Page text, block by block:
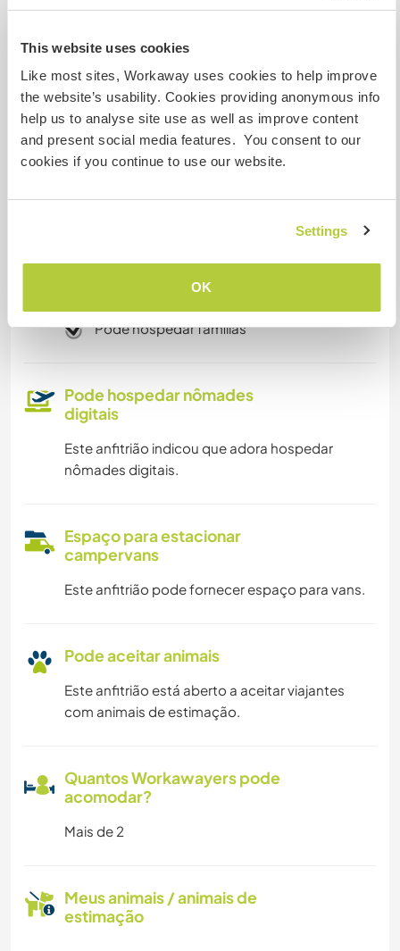
This website uses cookies
Like most sites, Workaway uses cookies to help improve
the website’s usability. Cookies providing anonymous info
help us to analyse site use as well as improve content
and present social media features. You consent to our
cookies if you continue to use our website.
Settings
OK
We will cook together and I will adapt to your
Mais alguns detalhes
Acesso à internet
Somos fumantes
Pode hospedar famílias
Pode hospedar nômades
digitais
Este anfitrião indicou que adora hospedar
nômades digitais.
Espaço para estacionar
campervans
Este anfitrião pode fornecer espaço para vans.
Pode aceitar animais
Este anfitrião está aberto a aceitar viajantes
com animais de estimação.
Quantos Workawayers pode
acomodar?
Mais de 2
Meus animais / animais de
estimação